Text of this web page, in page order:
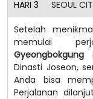
HARI 3 SEOUL
Setelah
memulai
Gyeongbokgung
Dinasti Joseon,
Anda bisa
Perjalanan